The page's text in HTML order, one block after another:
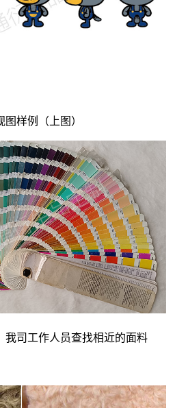
图样例（上图）
我司工作人员查找相近的面料